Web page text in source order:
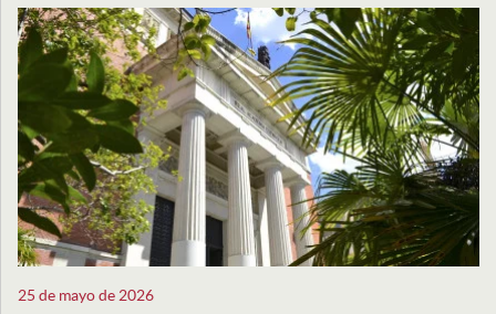
25 de mayo de 2026